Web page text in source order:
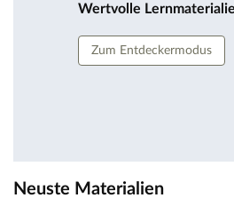
Wertvolle
Zum Entdeckermodus
Neuste Materialien